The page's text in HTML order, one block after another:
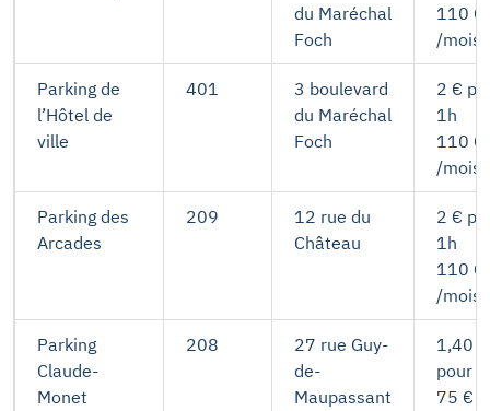
du Maréchal
Foch
110 €
/mois
Parking de
l’Hôtel de
ville
401
3 boulevard
du Maréchal
Foch
2 €
1h
110 €
/mois
Parking des
Arcades
209
12 rue du
Château
2 €
1h
110 €
/mois
Parking
Claude-
Monet
208
27 rue Guy-
de-
Maupassant
1,40 €
pour
75 €